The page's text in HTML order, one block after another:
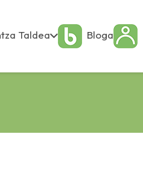
Taldea Bloga